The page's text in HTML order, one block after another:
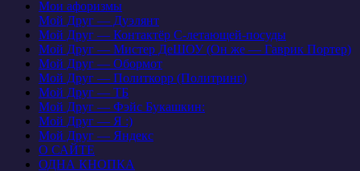
Мои афоризмы
Мой Друг — Дуэлянт
Мой Друг — Контактёр С-летающей-посуды
Мой Друг — Мистер ДеШОУ (Он же — Гаврик Портер)
Мой Друг — Обормот
Мой Друг — Политкорр (Политринг)
Мой Друг — ТБ
Мой Друг — Фэйс Букашкин:
Мой Друг — Я :)
Мой Друг — Яндекс
О САЙТЕ
ОДНА КНОПКА